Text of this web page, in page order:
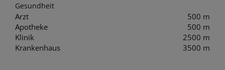
Gesundheit
Arzt
500 m
Apotheke
500 m
Klinik
2500 m
Krankenhaus
3500 m